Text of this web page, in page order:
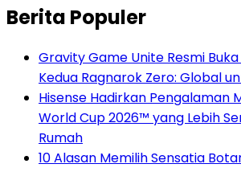
Berita Populer
Gravity Game Unite Resmi
Kedua Ragnarok Zero: Global
Hisense Hadirkan Pengalaman
World Cup 2026™ yang Lebih
Rumah
10 Alasan Memilih Sensatia